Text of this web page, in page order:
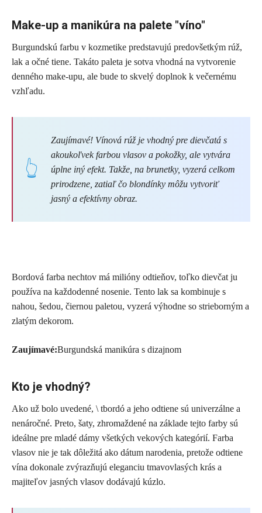
Make-up a manikúra na palete "víno"
Burgundskú farbu v kozmetike predstavujú predovšetkým rúž,
lak a očné tiene. Takáto paleta je sotva vhodná na vytvorenie
denného make-upu, ale bude to skvelý doplnok k večernému
vzhľadu.
Zaujímavé! Vínová rúž je vhodný pre dievčatá s
akoukoľvek farbou vlasov a pokožky, ale vytvára
úplne iný efekt. Takže, na brunetky, vyzerá celkom
prirodzene, zatiaľ čo blondínky môžu vytvoriť
jasný a efektívny obraz.
Bordová farba nechtov má milióny odtieňov, toľko dievčat ju
používa na každodenné nosenie. Tento lak sa kombinuje s
nahou, šedou, čiernou paletou, vyzerá výhodne so strieborným a
zlatým dekorom.
Zaujímavé:Burgundská manikúra s dizajnom
Kto je vhodný?
Ako už bolo uvedené, \ tbordó a jeho odtiene sú univerzálne a
nenáročné. Preto, šaty, zhromaždené na základe tejto farby sú
ideálne pre mladé dámy všetkých vekových kategórií. Farba
vlasov nie je tak dôležitá ako dátum narodenia, pretože odtiene
vína dokonale zvýrazňujú eleganciu tmavovlasých krás a
majiteľov jasných vlasov dodávajú kúzlo.